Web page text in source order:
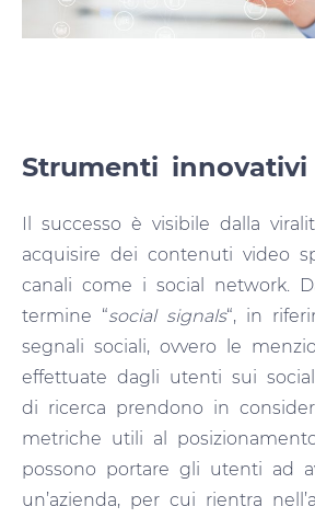
Strumenti innovativi
Il successo è visibile dalla
acquisire dei contenuti video
canali come i social network.
termine “social signals“, in
segnali sociali, ovvero le
effettuate dagli utenti sui
di ricerca prendono in
metriche utili al
possono portare gli utenti ad
un’azienda, per cui rientra